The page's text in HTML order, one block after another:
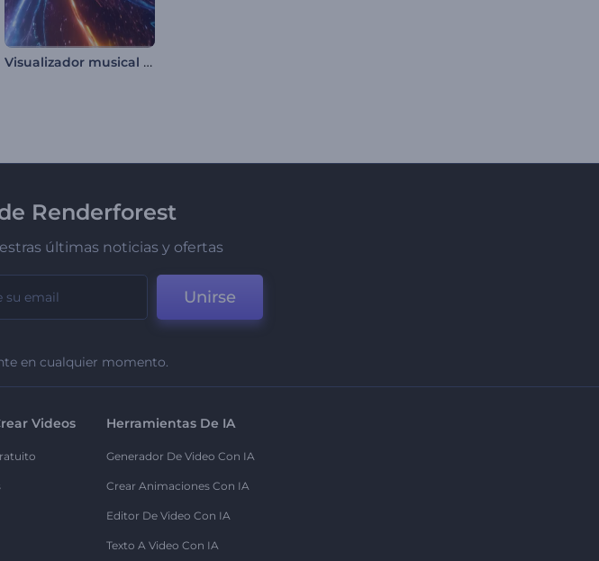
Visualizador musical de viaje galáctico
Renderforest
últimas noticias y ofertas
Unirse
en cualquier momento.
Videos Herramientas De IA
Generador De Video Con IA
Crear Animaciones Con IA
Editor De Video Con IA
Texto A Video Con IA